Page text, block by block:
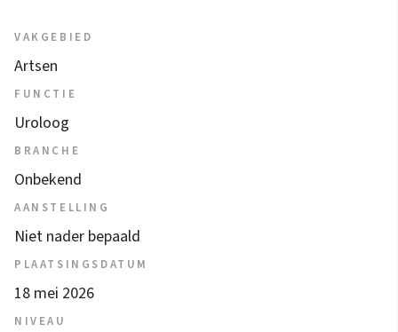
VAKGEBIED
Artsen
FUNCTIE
Uroloog
BRANCHE
Onbekend
AANSTELLING
Niet nader bepaald
PLAATSINGSDATUM
18 mei 2026
NIVEAU